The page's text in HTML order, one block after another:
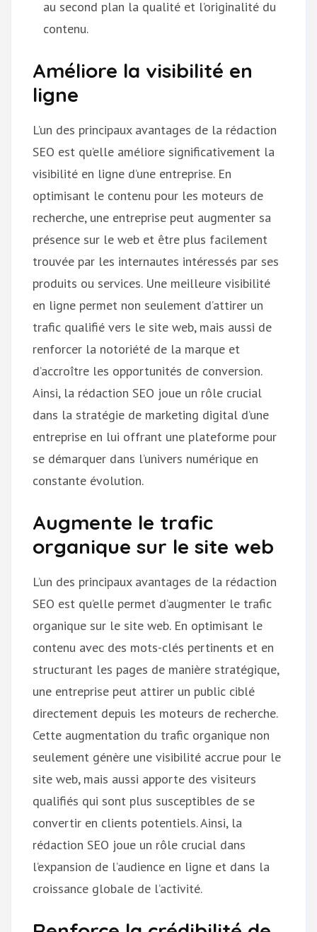
au second plan la qualité et l’originalité du
contenu.
Améliore la visibilité en
ligne
L’un des principaux avantages de la rédaction
SEO est qu’elle améliore significativement la
visibilité en ligne d’une entreprise. En
optimisant le contenu pour les moteurs de
recherche, une entreprise peut augmenter sa
présence sur le web et être plus facilement
trouvée par les internautes intéressés par ses
produits ou services. Une meilleure visibilité
en ligne permet non seulement d’attirer un
trafic qualifié vers le site web, mais aussi de
renforcer la notoriété de la marque et
d’accroître les opportunités de conversion.
Ainsi, la rédaction SEO joue un rôle crucial
dans la stratégie de marketing digital d’une
entreprise en lui offrant une plateforme pour
se démarquer dans l’univers numérique en
constante évolution.
Augmente le trafic
organique sur le site web
L’un des principaux avantages de la rédaction
SEO est qu’elle permet d’augmenter le trafic
organique sur le site web. En optimisant le
contenu avec des mots-clés pertinents et en
structurant les pages de manière stratégique,
une entreprise peut attirer un public ciblé
directement depuis les moteurs de recherche.
Cette augmentation du trafic organique non
seulement génère une visibilité accrue pour le
site web, mais aussi apporte des visiteurs
qualifiés qui sont plus susceptibles de se
convertir en clients potentiels. Ainsi, la
rédaction SEO joue un rôle crucial dans
l’expansion de l’audience en ligne et dans la
croissance globale de l’activité.